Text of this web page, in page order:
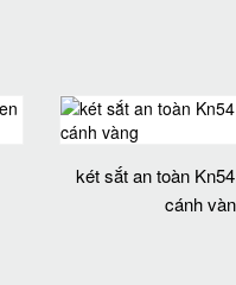
két sắt an toàn
cánh